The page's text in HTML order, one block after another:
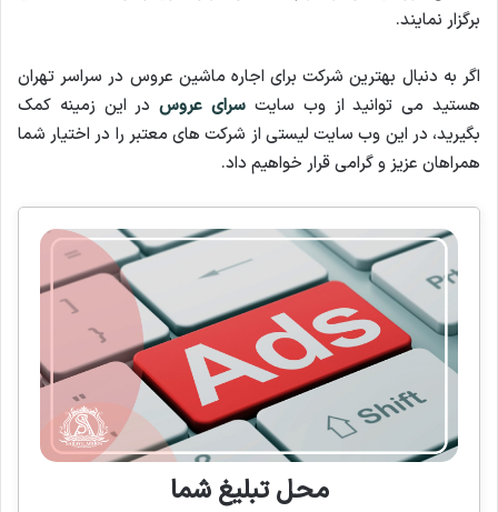
برگزار نمایند.
اگر به دنبال بهترین شرکت برای اجاره ماشین عروس در سراسر تهران
هستید می توانید از وب سایت سرای عروسدر این زمینه کمک
بگیرید، در این وب سایت لیستی از شرکت های معتبر را در اختیار شما
همراهان عزیز و گرامی قرار خواهیم داد.
محل تبلیغ شما